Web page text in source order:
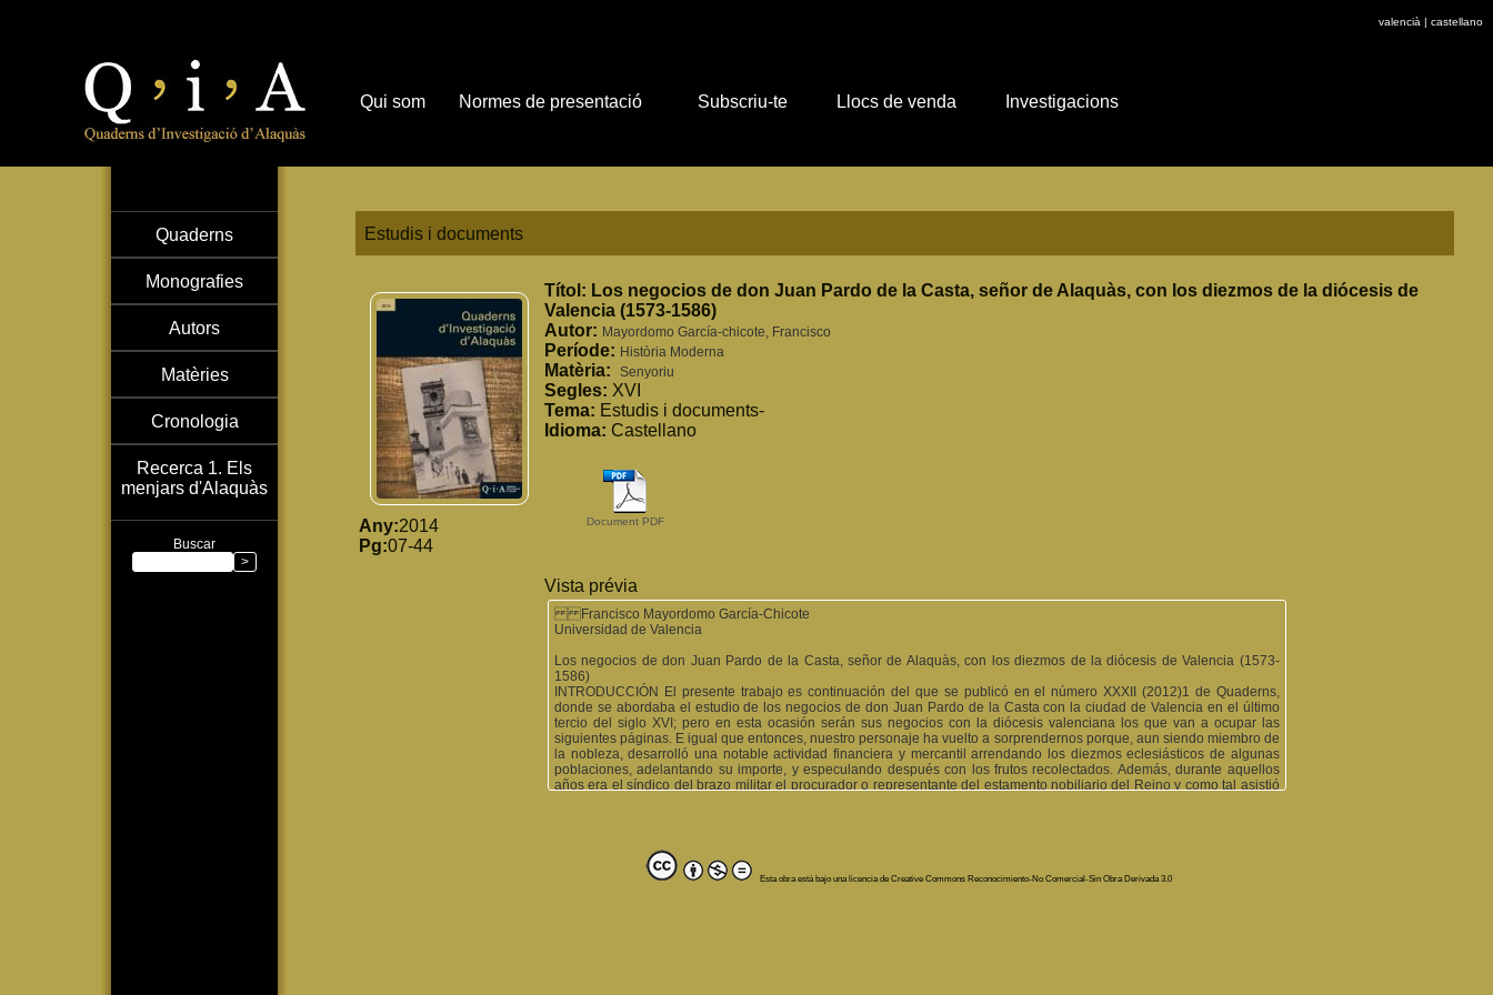
valencià | castellano
Quaderns
Monografies
Autors
Matèries
Cronologia
Recerca 1. Els
menjars d'Alaquàs
Buscar
Estudis i documents
Any:2014
Pg:07-44
Títol: Los negocios de don Juan Pardo de la Casta, señor de Alaquàs, con los diezmos de la diócesis de
Valencia (1573-1586)
Autor: Mayordomo García-chicote, Francisco
Període: Història Moderna
Matèria: Senyoriu
Segles: XVI
Tema: Estudis i documents-
Idioma: Castellano
Document PDF
Vista prévia
Francisco Mayordomo García-Chicote
Universidad de Valencia
Los negocios de don Juan Pardo de la Casta, señor de Alaquàs, con los diezmos de la diócesis de Valencia (1573-
1586)
INTRODUCCIÓN El presente trabajo es continuación del que se publicó en el número XXXII (2012)1 de Quaderns,
donde se abordaba el estudio de los negocios de don Juan Pardo de la Casta con la ciudad de Valencia en el último
tercio del siglo XVI; pero en esta ocasión serán sus negocios con la diócesis valenciana los que van a ocupar las
siguientes páginas. E igual que entonces, nuestro personaje ha vuelto a sorprendernos porque, aun siendo miembro de
la nobleza, desarrolló una notable actividad financiera y mercantil arrendando los diezmos eclesiásticos de algunas
poblaciones, adelantando su importe, y especulando después con los frutos recolectados. Además, durante aquellos
años era el síndico del brazo militar ­el procurador o representante del estamento nobiliario del Reino­ y como tal asistió
soporte material y sobre todo legal3 de la Taula de Canvis; no descartamos
1 MAYORDOMO GARCÍA-CHICOTE, F.: «Los negocios de Don Juan Pardo de la Casta, señor de Alaquàs, con la ciudad
de Valencia en el último tercio del XVI: suministros de carne y de madera». Quaderns d'Investigació d'Alaquás. Alaquàs,
Esta obra está bajo una licencia de Creative Commons Reconocimiento-No Comercial-Sin Obra Derivada 3.0
Qui som Normes de presentació Subscriu-te Llocs de venda Investigacions